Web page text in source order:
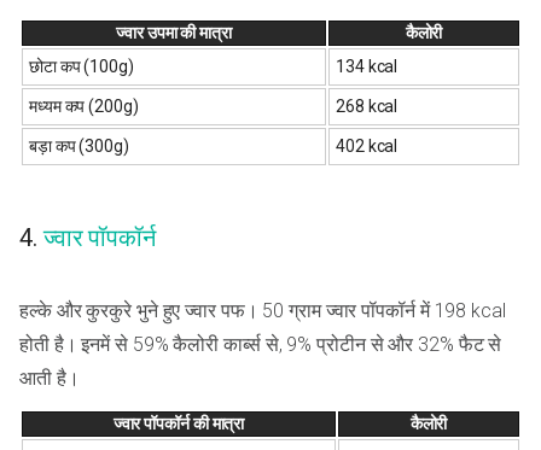
ज्वार उपमा की मात्रा
कैलोरी
छोटा कप (100g)
134 kcal
मध्यम कप (200g) 268 kcal
बड़ा कप (300g) 402 kcal
4.ज्वार पॉपकॉर्न
हल्के और कुरकुरे भुने हुए ज्वार पफ। 50 ग्राम ज्वार पॉपकॉर्न में 198 kcal
होती है। इनमें से 59% कैलोरी कार्ब्स से, 9% प्रोटीन से और 32% फैट से
आती है।
ज्वार पॉपकॉर्न की मात्रा
कैलोरी